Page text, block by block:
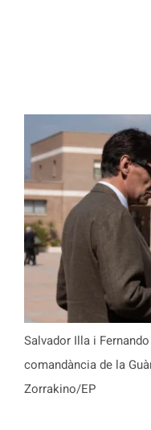
Salvador Illa i
comandància de la
Zorrakino/EP